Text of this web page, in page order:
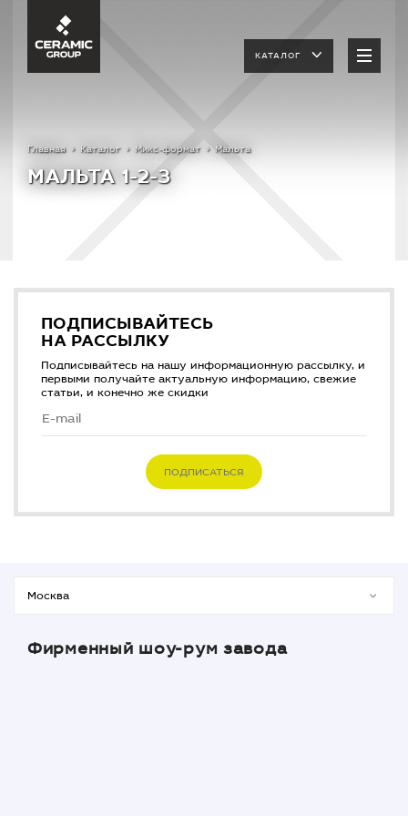
КАТАЛОГ
Главная Каталог Микс-формат Мальта
МАЛЬТА 1-2-3
ПОДПИСЫВАЙТЕСЬ
НА РАССЫЛКУ
Подписывайтесь на нашу информационную рассылку, и
первыми получайте актуальную информацию, свежие
статьи, и конечно же скидки
ПОДПИСАТЬСЯ
Фирменный шоу-рум завода